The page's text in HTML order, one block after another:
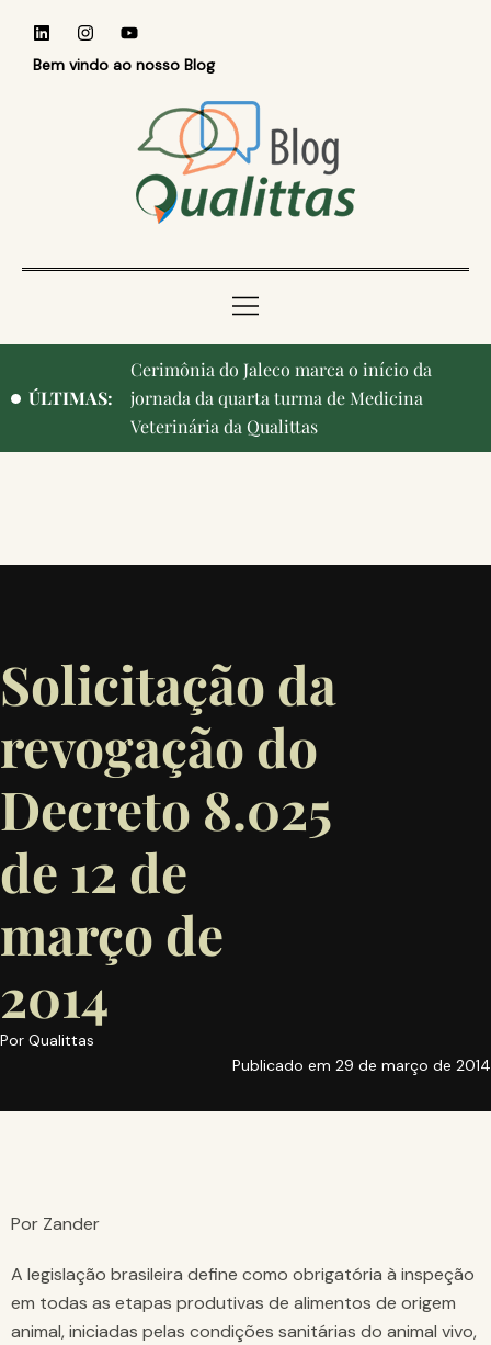
Bem vindo ao nosso Blog
ÚLTIMAS:
Qualittas, Portas Abertas! e aniversário de
Campinas, cidade onde nasceu a instituição,
ganham destaque na imprensa
Solicitação da
revogação do
Decreto 8.025
de 12 de
março de
2014
Por Qualittas
Publicado em 29 de março de 2014
Por Zander
A legislação brasileira define como obrigatória à inspeção
em todas as etapas produtivas de alimentos de origem
animal, iniciadas pelas condições sanitárias do animal vivo,